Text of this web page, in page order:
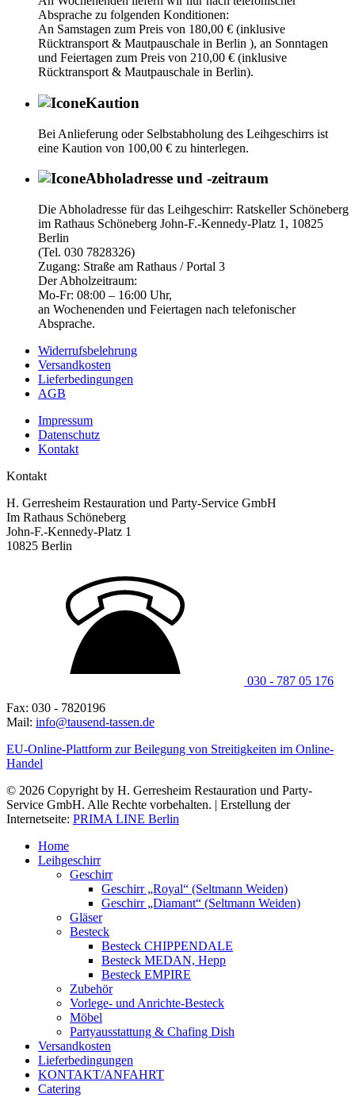
Absprache zu folgenden Konditionen:
An Samstagen zum Preis von 180,00 € (inklusive
Rücktransport & Mautpauschale in Berlin ), an Sonntagen
und Feiertagen zum Preis von 210,00 € (inklusive
Rücktransport & Mautpauschale in Berlin).
Kaution
Bei Anlieferung oder Selbstabholung des Leihgeschirrs ist
eine Kaution von 100,00 € zu hinterlegen.
Abholadresse und -zeitraum
Die Abholadresse für das Leihgeschirr: Ratskeller Schöneberg
im Rathaus Schöneberg John-F.-Kennedy-Platz 1, 10825
Berlin
(Tel. 030 7828326)
Zugang: Straße am Rathaus / Portal 3
Der Abholzeitraum:
Mo-Fr: 08:00 – 16:00 Uhr,
an Wochenenden und Feiertagen nach telefonischer
Absprache.
Widerrufsbelehrung
Versandkosten
Lieferbedingungen
AGB
Impressum
Datenschutz
Kontakt
Kontakt
H. Gerresheim Restauration und Party-Service GmbH
Im Rathaus Schöneberg
John-F.-Kennedy-Platz 1
10825 Berlin
030 - 787 05 176
Fax: 030 - 7820196
Mail: info@tausend-tassen.de
EU-Online-Plattform zur Beilegung von Streitigkeiten im Online-
Handel
© 2026 Copyright by H. Gerresheim Restauration und Party-
Service GmbH. Alle Rechte vorbehalten. | Erstellung der
Internetseite: PRIMA LINE Berlin
Home
Leihgeschirr
Geschirr
Geschirr „Royal“ (Seltmann Weiden)
Geschirr „Diamant“ (Seltmann Weiden)
Gläser
Besteck
Besteck CHIPPENDALE
Besteck MEDAN, Hepp
Besteck EMPIRE
Zubehör
Vorlege- und Anrichte-Besteck
Möbel
Partyausstattung & Chafing Dish
Versandkosten
Lieferbedingungen
KONTAKT/ANFAHRT
Catering